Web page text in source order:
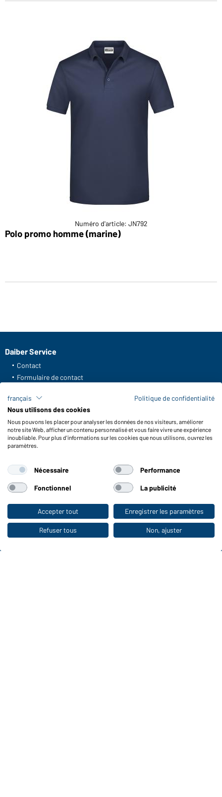
Vers la boutique pour particuliers
Numéro d'article: JN792
Polo promo homme (marine)
Daiber Service
Contact
Formulaire de contact
FAQ / Manuel d' utilisation
Vérifier le stock
Reporting system according to whistleblower protection act
Fonctions et entretien
Conseils d'entretien
Tailles
Couleurs
WORKWEAR COLLECTION
Le choix idéal pour les professionnels :
français
Politique de confidentialité
Nous utilisons des cookies
Nous pouvons les placer pour analyser les données de nos visiteurs, améliorer
notre site Web, afficher un contenu personnalisé et vous faire vivre une expérience
inoubliable. Pour plus d'informations sur les cookies que nous utilisons, ouvrez les
paramètres.
Nécessaire Performance
Fonctionnel La publicité
Accepter tout Enregistrer les paramètres
Refuser tous Non, ajuster